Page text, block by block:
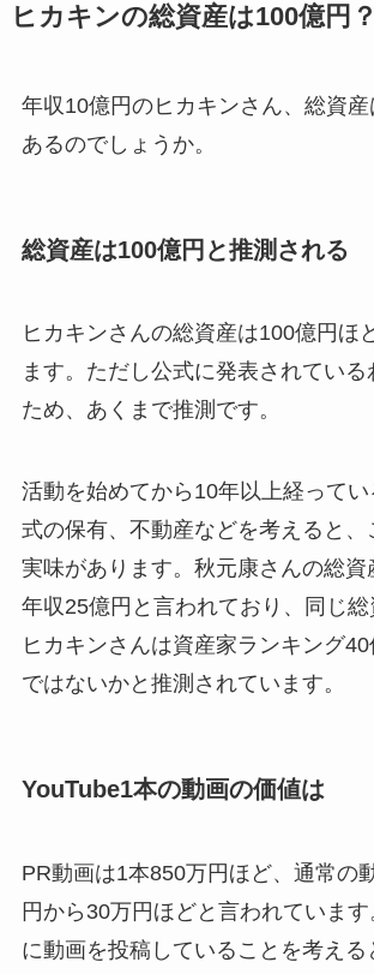
ヒカキンの総資産は100億円？
年収10億円のヒカキンさん、総資
あるのでしょうか。
総資産は100億円と推測される
ヒカキンさんの総資産は100億円ほ
ます。ただし公式に発表されている
ため、あくまで推測です。
活動を始めてから10年以上経って
式の保有、不動産などを考えると、
実味があります。秋元康さんの総資
年収25億円と言われており、同じ
ヒカキンさんは資産家ランキング
ではないかと推測されています。
YouTube1本の動画の価値は
PR動画は1本850万円ほど、通常の
円から30万円ほどと言われています
に動画を投稿していることを考える